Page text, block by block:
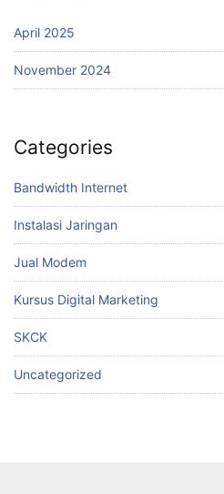
April 2025
November 2024
Categories
Bandwidth Internet
Instalasi Jaringan
Jual Modem
Kursus Digital Marketing
SKCK
Uncategorized